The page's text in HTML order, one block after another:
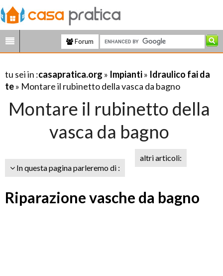
Forum
tu sei in :casapratica.org » Impianti» Idraulico fai da
te» Montare il rubinetto della vasca da bagno
Montare il rubinetto della
vasca da bagno
In questa pagina parleremo di :
altri articoli:
Riparazione vasche da bagno